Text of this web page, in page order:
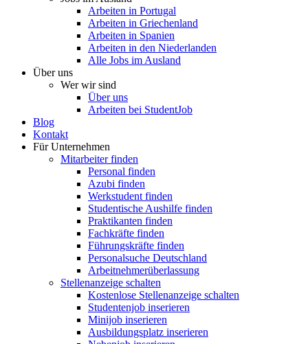
Arbeiten in Portugal
Arbeiten in Griechenland
Arbeiten in Spanien
Arbeiten in den Niederlanden
Alle Jobs im Ausland
Über uns
Wer wir sind
Über uns
Arbeiten bei StudentJob
Blog
Kontakt
Für Unternehmen
Mitarbeiter finden
Personal finden
Azubi finden
Werkstudent finden
Studentische Aushilfe finden
Praktikanten finden
Fachkräfte finden
Führungskräfte finden
Personalsuche Deutschland
Arbeitnehmerüberlassung
Stellenanzeige schalten
Kostenlose Stellenanzeige schalten
Studentenjob inserieren
Minijob inserieren
Ausbildungsplatz inserieren